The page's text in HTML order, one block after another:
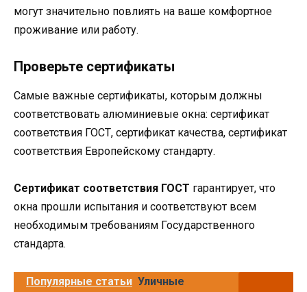
могут значительно повлиять на ваше комфортное
проживание или работу.
Проверьте сертификаты
Самые важные сертификаты, которым должны
соответствовать алюминиевые окна: сертификат
соответствия ГОСТ, сертификат качества, сертификат
соответствия Европейскому стандарту.
Сертификат соответствия ГОСТ гарантирует, что
окна прошли испытания и соответствуют всем
необходимым требованиям Государственного
стандарта.
Популярные статьи Уличные